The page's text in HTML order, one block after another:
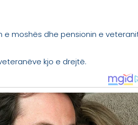
moshës dhe pensionin e
kjo e drejtë.